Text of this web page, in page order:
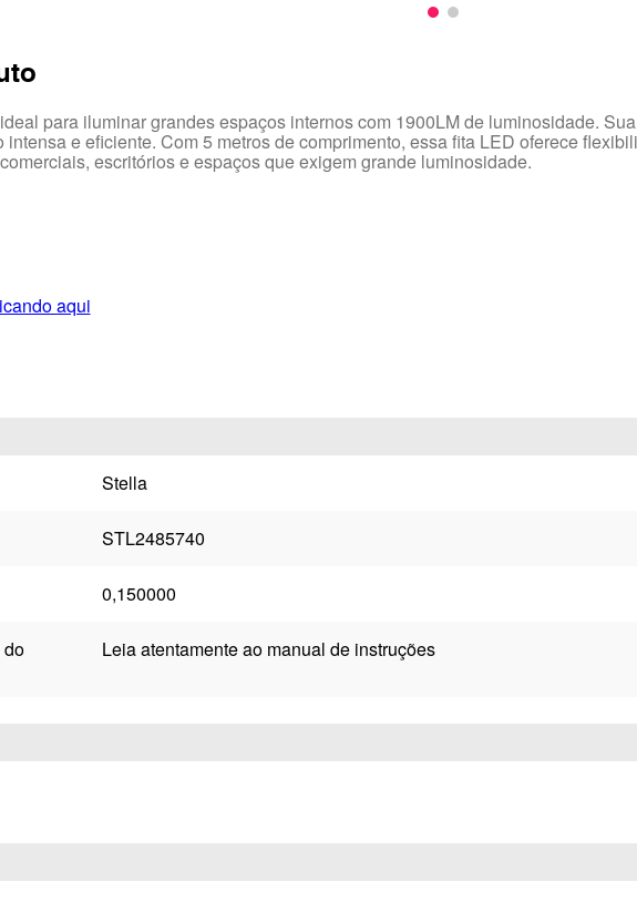
para iluminar grandes espaços internos com 1900LM de luminosidade.
e eficiente. Com 5 metros de comprimento, essa fita LED oferece
escritórios e espaços que exigem grande luminosidade.
aqui
Stella
STL2485740
0,150000
Leia atentamente ao manual de instruções